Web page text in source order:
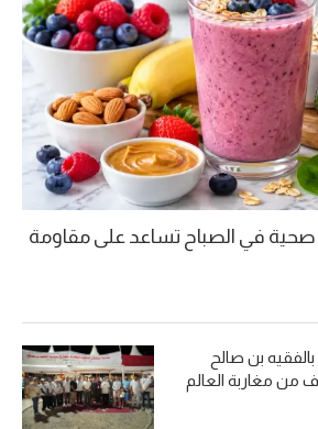
في الصباح تساعد على مقاومة
بن صالح